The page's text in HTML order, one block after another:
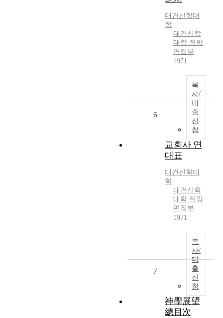
대건신학대
학
대건신학
대학 전망
편집부
1971
복
사/
대
출
신
청
6
교회사 연
대표
대건신학대
학
대건신학
대학 전망
편집부
1971
복
사/
대
출
신
청
7
神學展望
總目次